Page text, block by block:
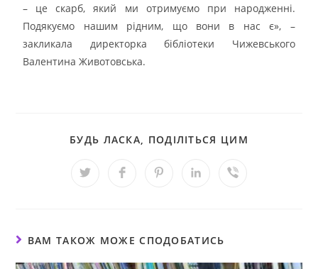
– це скарб, який ми отримуємо при народженні.
Подякуємо нашим рідним, що вони в нас є», –
закликала директорка бібліотеки Чижевського
Валентина Животовська.
БУДЬ ЛАСКА, ПОДІЛІТЬСЯ ЦИМ
ВАМ ТАКОЖ МОЖЕ СПОДОБАТИСЬ